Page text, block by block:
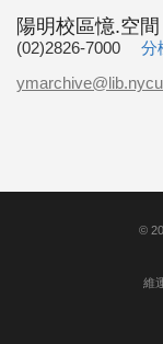
陽明校區憶.空間
(02)2826-7000 分
©
維